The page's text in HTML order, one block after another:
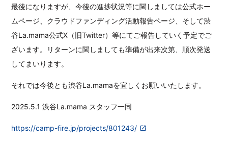
最後になりますが、今後の進捗状況等に関しましては公式ホー
ムページ、クラウドファンディング活動報告ページ、そして渋
谷La.mama公式X（旧Twitter）等にてご報告していく予定でご
ざいます。リターンに関しましても準備が出来次第、順次発送
してまいります。
それでは今後とも渋谷La.mamaを宜しくお願いいたします。
2025.5.1 渋谷La.mama スタッフ一同
https://camp-fire.jp/projects/801243/